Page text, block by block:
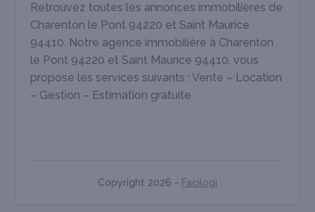
Retrouvez toutes les annonces immobilières de
Charenton le Pont 94220 et Saint Maurice
94410. Notre agence immobilière à Charenton
le Pont 94220 et Saint Maurice 94410, vous
propose les services suivants : Vente – Location
– Gestion – Estimation gratuite
Copyright 2026 - Facilogi